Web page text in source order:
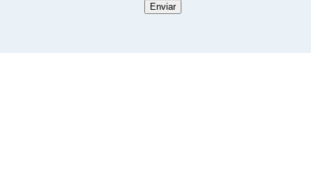
Enviar